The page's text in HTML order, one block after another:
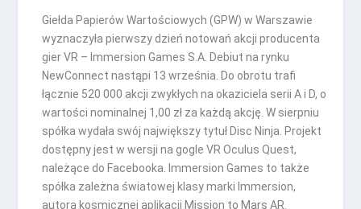
Giełda Papierów Wartościowych (GPW) w Warszawie
wyznaczyła pierwszy dzień notowań akcji producenta
gier VR – Immersion Games S.A. Debiut na rynku
NewConnect nastąpi 13 września. Do obrotu trafi
łącznie 520 000 akcji zwykłych na okaziciela serii A i D, o
wartości nominalnej 1,00 zł za każdą akcję. W sierpniu
spółka wydała swój największy tytuł Disc Ninja. Projekt
dostępny jest w wersji na gogle VR Oculus Quest,
należące do Facebooka. Immersion Games to także
spółka zależna światowej klasy marki Immersion,
autora kosmicznej aplikacji Mission to Mars AR.